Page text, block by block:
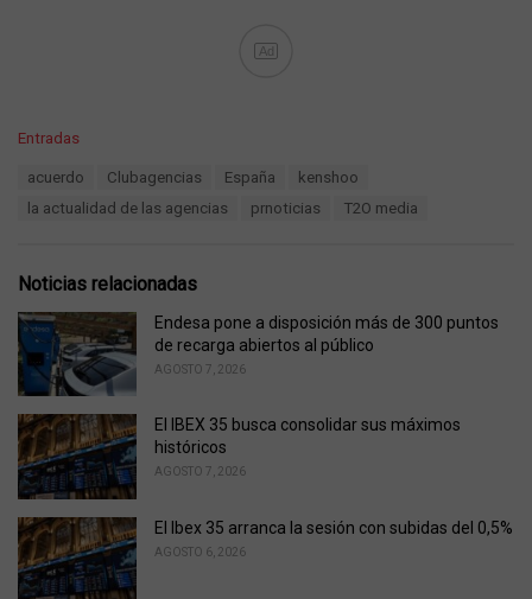
Ad
C
i
e
s
:
Entradas
acuerdo Clubagencias España
kenshoo
la actualidad de las agencias
prnoticias T2O media
Noticias relacionadas
Endesa pone a disposición más de 300 puntos
de recarga abiertos al público
AGOSTO 7, 2026
El IBEX 35 busca consolidar sus máximos
históricos
AGOSTO 7, 2026
El Ibex 35 arranca la sesión con subidas del 0,5%
AGOSTO 6, 2026